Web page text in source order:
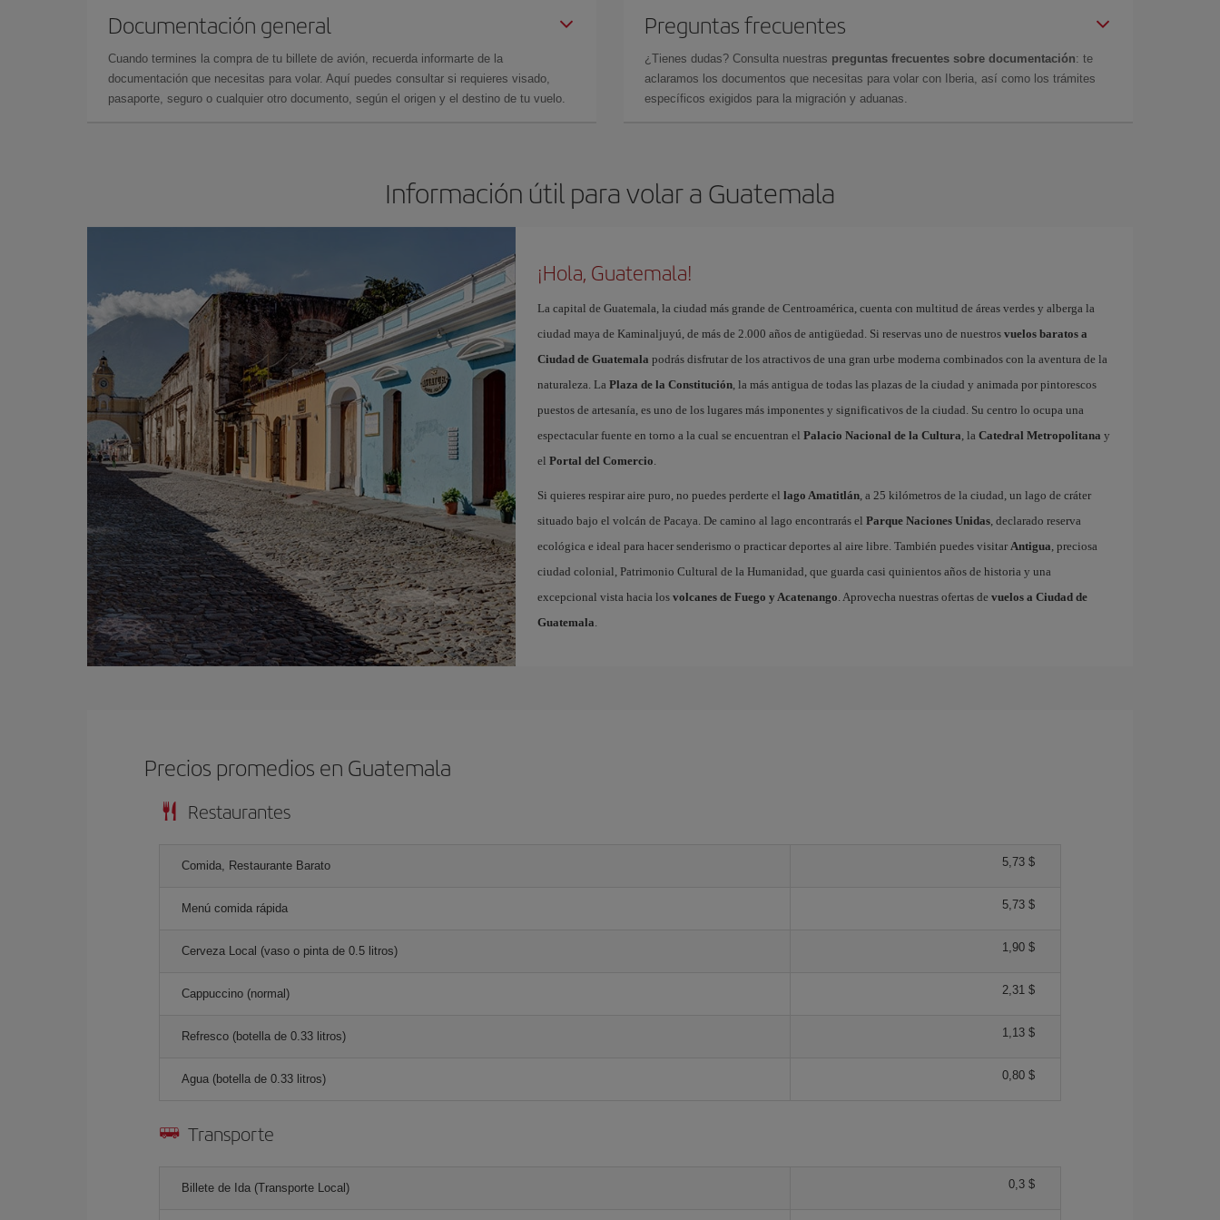
Documentación general
Cuando termines la compra de tu billete de avión, recuerda informarte de la
documentación que necesitas para volar. Aquí puedes consultar si requieres visado,
pasaporte, seguro o cualquier otro documento, según el origen y el destino de tu vuelo.
Preguntas frecuentes
¿Tienes dudas? Consulta nuestras preguntas frecuentes sobre documentación: te
aclaramos los documentos que necesitas para volar con Iberia, así como los trámites
específicos exigidos para la migración y aduanas.
Información útil para volar a Guatemala
¡Hola, Guatemala!
La capital de Guatemala, la ciudad más grande de Centroamérica, cuenta con multitud de áreas verdes y alberga la
ciudad maya de Kaminaljuyú, de más de 2.000 años de antigüedad. Si reservas uno de nuestros vuelos baratos a
Ciudad de Guatemala podrás disfrutar de los atractivos de una gran urbe moderna combinados con la aventura de la
naturaleza. La Plaza de la Constitución, la más antigua de todas las plazas de la ciudad y animada por pintorescos
puestos de artesanía, es uno de los lugares más imponentes y significativos de la ciudad. Su centro lo ocupa una
espectacular fuente en torno a la cual se encuentran el Palacio Nacional de la Cultura, la Catedral Metropolitana y
el Portal del Comercio.
Si quieres respirar aire puro, no puedes perderte el lago Amatitlán, a 25 kilómetros de la ciudad, un lago de cráter
situado bajo el volcán de Pacaya. De camino al lago encontrarás el Parque Naciones Unidas, declarado reserva
ecológica e ideal para hacer senderismo o practicar deportes al aire libre. También puedes visitar Antigua, preciosa
ciudad colonial, Patrimonio Cultural de la Humanidad, que guarda casi quinientos años de historia y una
excepcional vista hacia los volcanes de Fuego y Acatenango. Aprovecha nuestras ofertas de vuelos a Ciudad de
Guatemala.
Precios promedios en Guatemala
Restaurantes
Comida, Restaurante Barato 5,73 $
Menú comida rápida 5,73 $
Cerveza Local (vaso o pinta de 0.5 litros) 1,90 $
Cappuccino (normal) 2,31 $
Refresco (botella de 0.33 litros) 1,13 $
Agua (botella de 0.33 litros) 0,80 $
Transporte
Billete de Ida (Transporte Local) 0,3 $